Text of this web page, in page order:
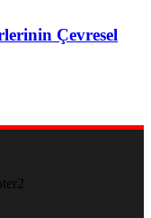
Çevresel